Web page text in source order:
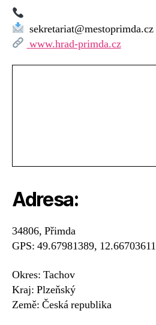
sekretariat@mestoprimda.cz
www.hrad-primda.cz
Adresa:
34806, Přimda
GPS: 49.67981389, 12.66703611
Okres: Tachov
Kraj: Plzeňský
Země: Česká republika